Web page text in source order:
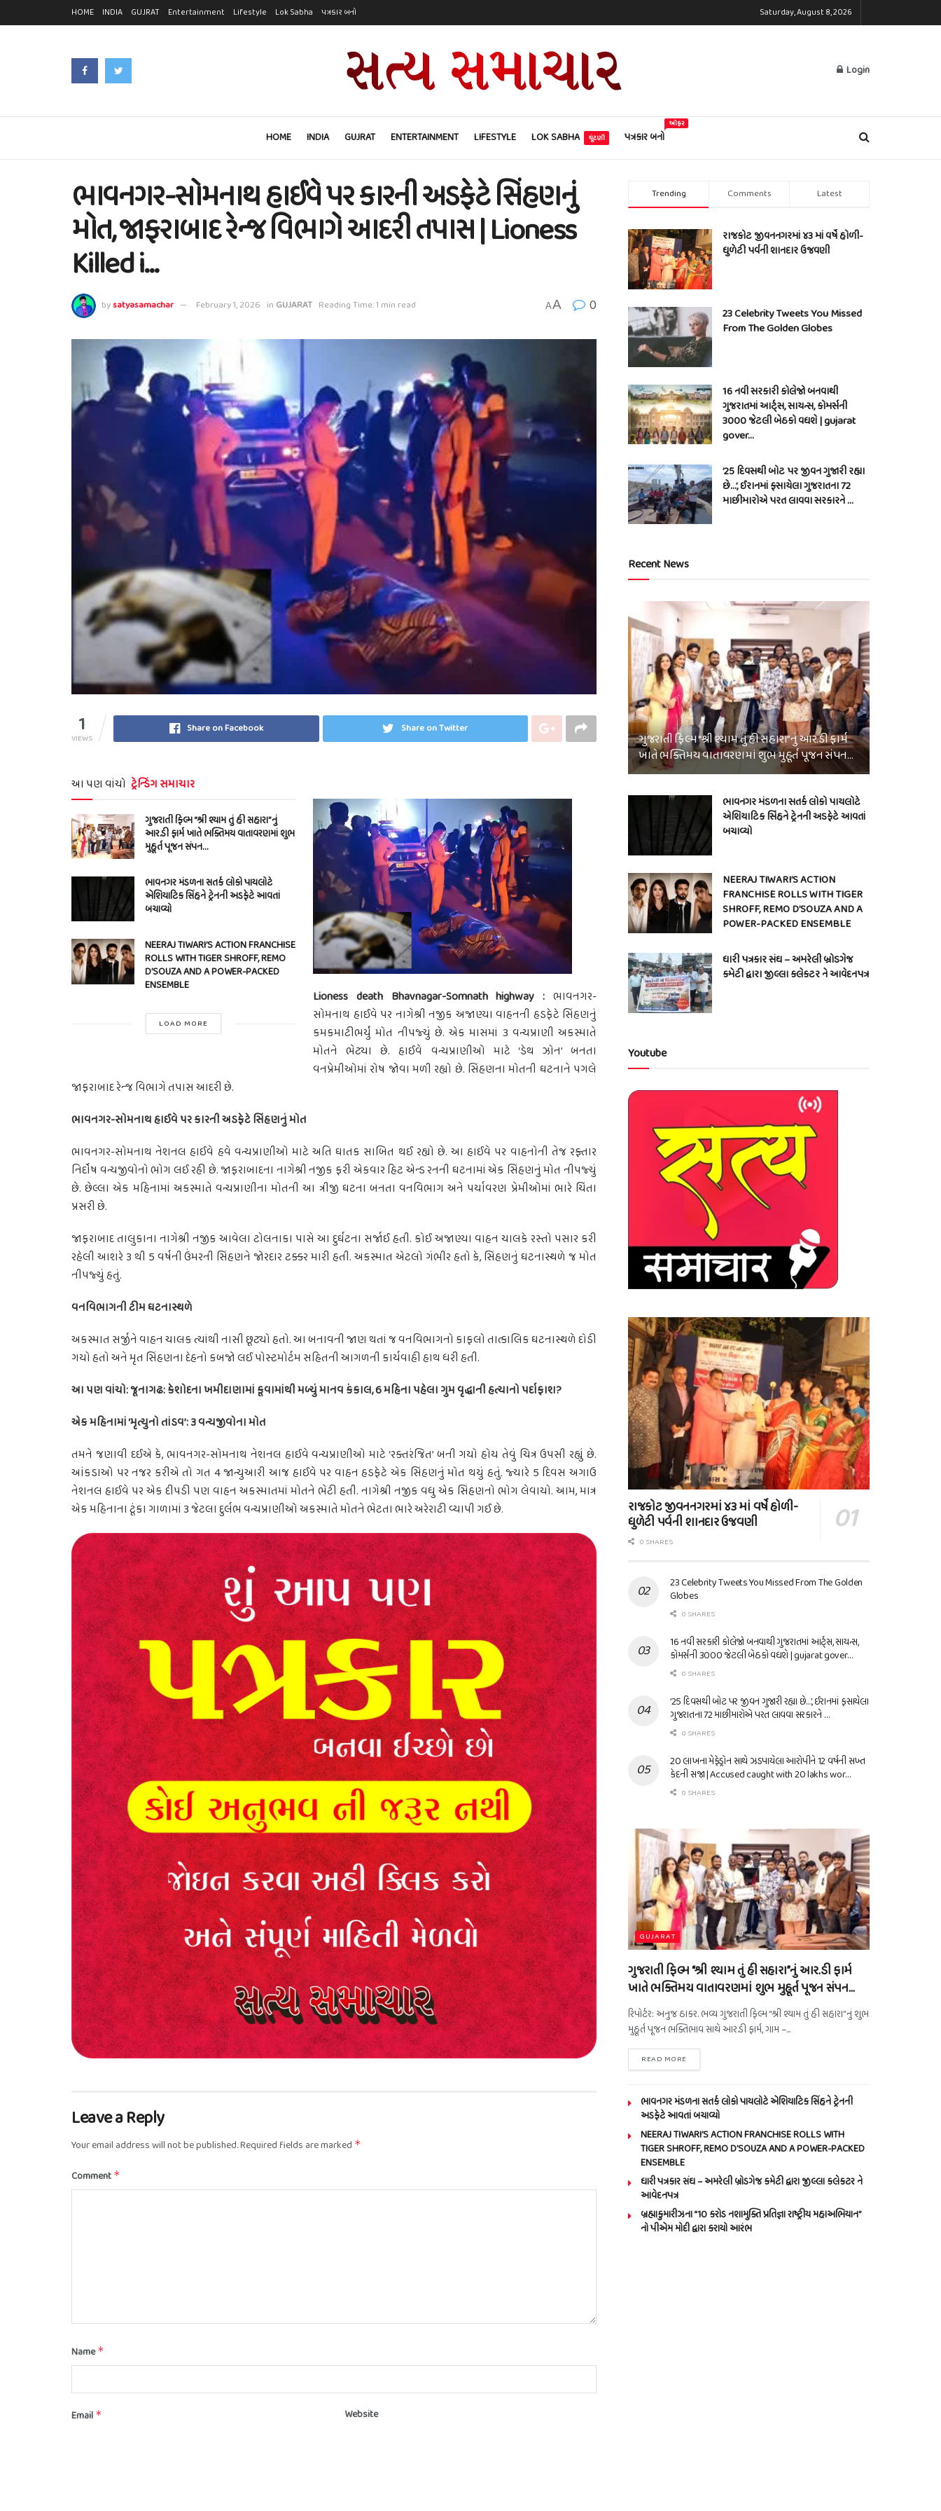
HOME INDIA GUJRAT Entertainment Lifestyle Lok Sabha પત્રકાર બનો Saturday, August 8, 2026
Login
HOME INDIA GUJRAT ENTERTAINMENT LIFESTYLE LOK SABHA ચૂંટણી પત્રકાર બનો
ઓફર
ભાવનગર-સોમનાથ હાઈવે પર કારની અડફેટે સિંહણનું
મોત, જાફરાબાદ રેન્જ વિભાગે આદરી તપાસ | Lioness
Killed i…
bysatyasamachar February 1, 2026 in GUJARAT Reading Time: 1 min read AA 0
1
VIEWS
Share on Facebook Share on Twitter
આ પણ વાંચો ટ્રેન્ડિંગ સમાચાર
ગુજરાતી ફિલ્મ “શ્રી શ્યામ તું હી સહારા”નું
આર.ડી ફાર્મ ખાતે ભક્તિમય વાતાવરણમાં શુભ
મુહૂર્ત પૂજન સંપન…
ભાવનગર મંડળના સતર્ક લોકો પાયલોટે
એશિયાટિક સિંહને ટ્રેનની અડફેટે આવતાં
બચાવ્યો
NEERAJ TIWARI’S ACTION FRANCHISE
ROLLS WITH TIGER SHROFF, REMO
D’SOUZA AND A POWER-PACKED
ENSEMBLE
LOAD MORE
Lioness death Bhavnagar-Somnath highway : ભાવનગર-
સોમનાથ હાઈવે પર નાગેશ્રી નજીક અજાણ્યા વાહનની હડફેટે સિંહણનું
કમકમાટીભર્યું મોત નીપજ્યું છે. એક માસમાં 3 વન્યપ્રાણી અકસ્માતે
મોતને ભેટ્યા છે. હાઈવે વન્યપ્રાણીઓ માટે ‘ડેથ ઝોન’ બનતા
વનપ્રેમીઓમાં રોષ જોવા મળી રહ્યો છે. સિંહણના મોતની ઘટનાને પગલે
જાફરાબાદ રેન્જ વિભાગે તપાસ આદરી છે.
ભાવનગર-સોમનાથ હાઈવે પર કારની અડફેટે સિંહણનું મોત
ભાવનગર-સોમનાથ નેશનલ હાઈવે હવે વન્યપ્રાણીઓ માટે અતિ ઘાતક સાબિત થઈ રહ્યો છે. આ હાઈવે પર વાહનોની તેજ રફ્તાર
નિર્દોષ વન્યજીવોનો ભોગ લઈ રહી છે. જાફરાબાદના નાગેશ્રી નજીક ફરી એકવાર હિટ એન્ડ રનની ઘટનામાં એક સિંહણનું મોત નીપજ્યું
છે. છેલ્લા એક મહિનામાં અકસ્માતે વન્યપ્રાણીના મોતની આ ત્રીજી ઘટના બનતા વનવિભાગ અને પર્યાવરણ પ્રેમીઓમાં ભારે ચિંતા
પ્રસરી છે.
જાફરાબાદ તાલુકાના નાગેશ્રી નજીક આવેલા ટોલનાકા પાસે આ દુર્ઘટના સર્જાઈ હતી. કોઈ અજાણ્યા વાહન ચાલકે રસ્તો પસાર કરી
રહેલી આશરે 3 થી 5 વર્ષની ઉંમરની સિંહણને જોરદાર ટક્કર મારી હતી. અકસ્માત એટલો ગંભીર હતો કે, સિંહણનું ઘટનાસ્થળે જ મોત
નીપજ્યું હતું.
વનવિભાગની ટીમ ઘટનાસ્થળે
અકસ્માત સર્જીને વાહન ચાલક ત્યાંથી નાસી છૂટ્યો હતો. આ બનાવની જાણ થતાં જ વનવિભાગનો કાફલો તાત્કાલિક ઘટનાસ્થળે દોડી
ગયો હતો અને મૃત સિંહણના દેહનો કબજો લઈ પોસ્ટમોર્ટમ સહિતની આગળની કાર્યવાહી હાથ ધરી હતી.
આ પણ વાંચો: જૂનાગઢ: કેશોદના ખમીદાણામાં કૂવામાંથી મળ્યું માનવ કંકાલ, 6 મહિના પહેલા ગુમ વૃદ્ધાની હત્યાનો પર્દાફાશ?
એક મહિનામાં ‘મૃત્યુનો તાંડવ’: ૩ વન્યજીવોના મોત
તમને જણાવી દઈએ કે, ભાવનગર-સોમનાથ નેશનલ હાઈવે વન્યપ્રાણીઓ માટે ‘રક્તરંજિત’ બની ગયો હોય તેવું ચિત્ર ઉપસી રહ્યું છે.
આંકડાઓ પર નજર કરીએ તો ગત 4 જાન્યુઆરી આજ હાઈવે પર વાહન હડફેટે એક સિંહણનું મોત થયું હતું. જ્યારે 5 દિવસ અગાઉ
નેશનલ હાઈવે પર એક દીપડી પણ વાહન અકસ્માતમાં મોતને ભેટી હતી. નાગેશ્રી નજીક વધુ એક સિંહણનો ભોગ લેવાયો. આમ, માત્ર
એક મહિનાના ટૂંકા ગાળામાં 3 જેટલા દુર્લભ વન્યપ્રાણીઓ અકસ્માતે મોતને ભેટતા ભારે અરેરાટી વ્યાપી ગઈ છે.
Leave a Reply
Your email address will not be published.Required fields are marked *
Comment *
Name*
Email * Website
Trending Comments Latest
રાજકોટ જીવનનગરમાં ૪૩ માં વર્ષે હોળી-
ધુળેટી પર્વની શાનદાર ઉજવણી
23 Celebrity Tweets You Missed
From The Golden Globes
16 નવી સરકારી કોલેજો બનવાથી
ગુજરાતમાં આર્ટ્સ, સાયન્સ, કોમર્સની
3000 જેટલી બેઠકો વધશે | gujarat
gover…
’25 દિવસથી બોટ પર જીવન ગુજારી રહ્યા
છે…’, ઈરાનમાં ફસાયેલા ગુજરાતના 72
માછીમારોએ પરત લાવવા સરકારને …
Recent News
ગુજરાતી ફિલ્મ “શ્રી શ્યામ તું હી સહારા”નું આર.ડી ફાર્મ
ખાતે ભક્તિમય વાતાવરણમાં શુભ મુહૂર્ત પૂજન સંપન…
ભાવનગર મંડળના સતર્ક લોકો પાયલોટે
એશિયાટિક સિંહને ટ્રેનની અડફેટે આવતાં
બચાવ્યો
NEERAJ TIWARI’S ACTION
FRANCHISE ROLLS WITH TIGER
SHROFF, REMO D’SOUZA AND A
POWER-PACKED ENSEMBLE
ધારી પત્રકાર સંઘ – અમરેલી બ્રોડગેજ
કમેટી દ્વારા જીલ્લા કલેકટર ને આવેદનપત્ર
Youtube
રાજકોટ જીવનનગરમાં ૪૩ માં વર્ષે હોળી-
ધુળેટી પર્વની શાનદાર ઉજવણી
0 SHARES
23 Celebrity Tweets You Missed From The Golden
Globes
0 SHARES
16 નવી સરકારી કોલેજો બનવાથી ગુજરાતમાં આર્ટ્સ, સાયન્સ,
કોમર્સની 3000 જેટલી બેઠકો વધશે | gujarat gover…
0 SHARES
’25 દિવસથી બોટ પર જીવન ગુજારી રહ્યા છે…’, ઈરાનમાં ફસાયેલા
ગુજરાતના 72 માછીમારોએ પરત લાવવા સરકારને …
0 SHARES
20 લાખના મેફેડ્રોન સાથે ઝડપાયેલા આરોપીને 12 વર્ષની સખ્ત
કેદની સજા | Accused caught with 20 lakhs wor…
0 SHARES
GUJARAT
ગુજરાતી ફિલ્મ “શ્રી શ્યામ તું હી સહારા”નું આર.ડી ફાર્મ
ખાતે ભક્તિમય વાતાવરણમાં શુભ મુહૂર્ત પૂજન સંપન…
રિપોર્ટર: અનુજ ઠાકર. ભવ્ય ગુજરાતી ફિલ્મ “શ્રી શ્યામ તું હી સહારા”નું શુભ
મુહૂર્ત પૂજન ભક્તિભાવ સાથે આર.ડી ફાર્મ, ગામ –...
READ MORE
ભાવનગર મંડળના સતર્ક લોકો પાયલોટે એશિયાટિક સિંહને ટ્રેનની
અડફેટે આવતાં બચાવ્યો
NEERAJ TIWARI’S ACTION FRANCHISE ROLLS WITH
TIGER SHROFF, REMO D’SOUZA AND A POWER-PACKED
ENSEMBLE
ધારી પત્રકાર સંઘ – અમરેલી બ્રોડગેજ કમેટી દ્વારા જીલ્લા કલેકટર ને
આવેદનપત્ર
બ્રહ્માકુમારીઝના “10 કરોડ નશામુક્તિ પ્રતિજ્ઞા રાષ્ટ્રીય મહાઅભિયાન”
નો પીએમ મોદી દ્વારા કરાયો આરંભ